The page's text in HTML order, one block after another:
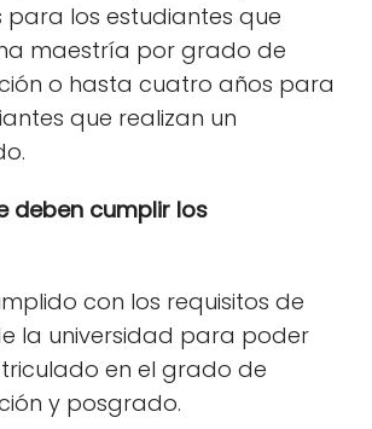
para los estudiantes que
maestría por grado de
o hasta cuatro años para
que realizan un
deben cumplir los
con los requisitos de
la universidad para poder
en el grado de
y posgrado.